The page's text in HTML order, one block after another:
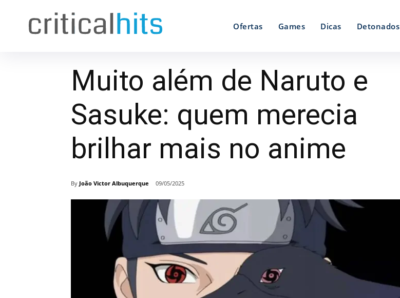
Ofertas Games Dicas Detonados
Muito além de Naruto e
Sasuke: quem merecia
brilhar mais no anime
By João Victor Albuquerque 09/05/2025